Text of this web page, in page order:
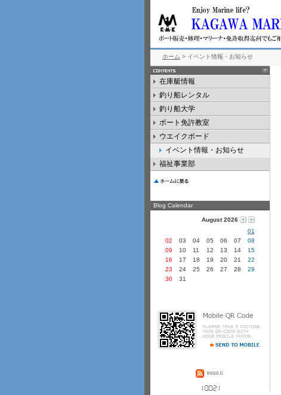
ホーム > イベント情報・お知らせ
在庫艇情報
釣り船レンタル
釣り船大学
ボート免許教室
ウエイクボード
イベント情報・お知らせ
福祉事業部
Blog Calendar
August 2026
01
02
03 04 05 06 07
08
09
10 11 12 13 14
15
16
17 18 19 20 21
22
23
24 25 26 27 28
29
30
31